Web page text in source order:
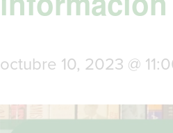
octubre 10, 2023 @